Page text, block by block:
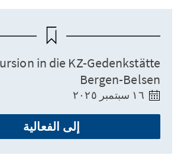
in die KZ-Gedenkstätte
Bergen-Belsen
إلى الفعالية